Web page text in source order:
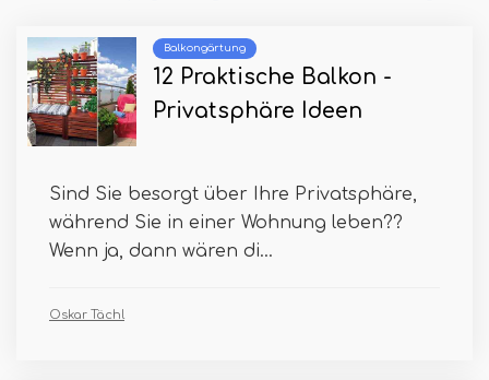
Balkongärtung
12 Praktische Balkon -
Privatsphäre Ideen
Sind Sie besorgt über Ihre Privatsphäre,
während Sie in einer Wohnung leben??
Wenn ja, dann wären di...
Oskar Tächl